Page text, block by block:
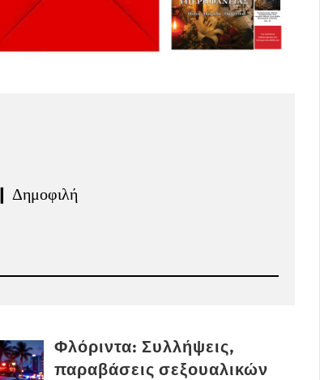
❙ Δημοφιλή
Φλόριντα: Συλλήψεις,
παραβάσεις σεξουαλικών